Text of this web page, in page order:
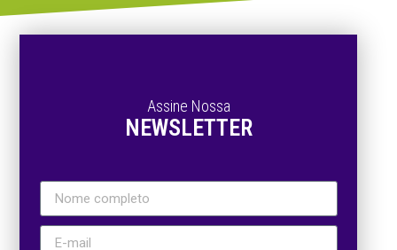
Assine Nossa
NEWSLETTER